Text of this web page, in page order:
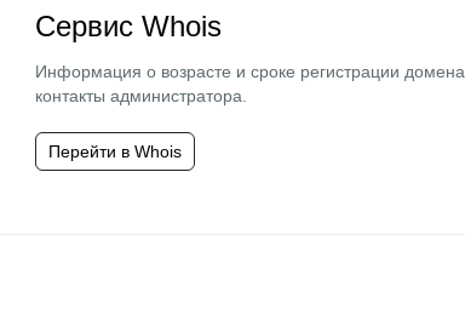
Сервис Whois
Информация о возрасте и сроке регистрации домена,
контакты администратора.
Перейти в Whois